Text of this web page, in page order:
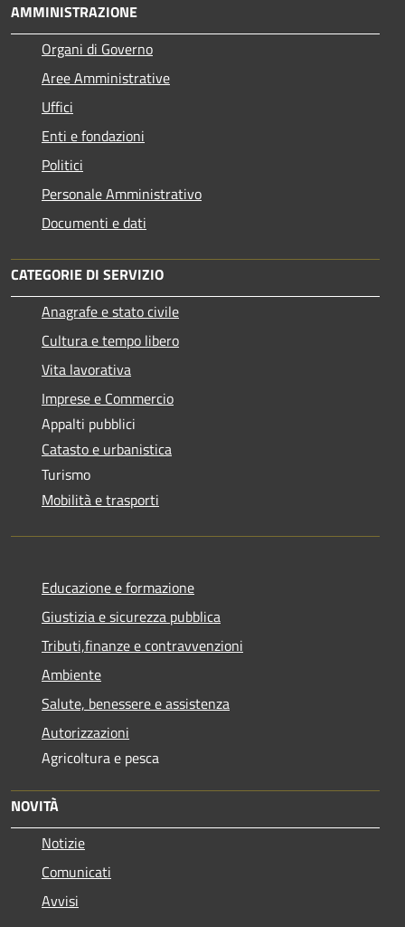
AMMINISTRAZIONE
Organi di Governo
Aree Amministrative
Uffici
Enti e fondazioni
Politici
Personale Amministrativo
Documenti e dati
CATEGORIE DI SERVIZIO
Anagrafe e stato civile
Cultura e tempo libero
Vita lavorativa
Imprese e Commercio
Appalti pubblici
Catasto e urbanistica
Turismo
Mobilità e trasporti
Educazione e formazione
Giustizia e sicurezza pubblica
Tributi,finanze e contravvenzioni
Ambiente
Salute, benessere e assistenza
Autorizzazioni
Agricoltura e pesca
NOVITÀ
Notizie
Comunicati
Avvisi